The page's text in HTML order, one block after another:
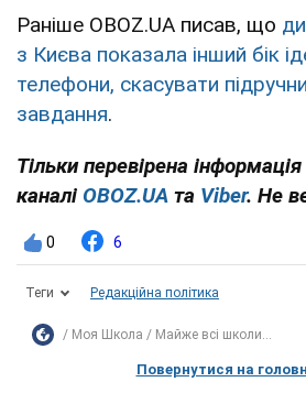
Раніше OBOZ.UA писав, що
з Києва показала інший бік
телефони, скасувати
завдання.
Тільки перевірена
каналі OBOZ.UA та Viber. Не
0 6
Теги Редакційна політика
Моя Школа Майже всі школи...
Повернутися на